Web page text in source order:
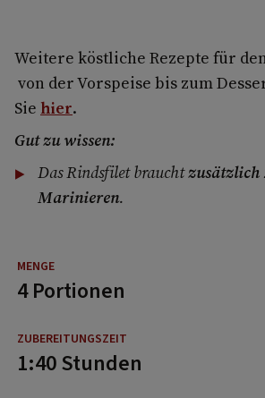
Weitere köstliche Rezepte für
von der Vorspeise bis zum
Sie hier.
Gut zu wissen:
Das Rindsfilet brauchtzusätzlich
Marinieren.
4 Portionen
1:40 Stunden